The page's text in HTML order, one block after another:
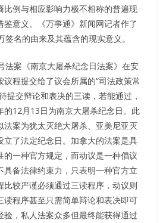
比例与相应影响力极不相称的普遍现
意义。《万事通》新闻网记者作了
名的由来及其蕴含的现实意义。
法案《南京大屠杀纪念日法案》在安
程提交给了议会所属的“司法政策常
提交辩论和表决的三读，若能通过，
的12月13日为南京大屠杀纪念日。此
法案为犹太灭绝大屠杀、亚美尼亚灭
立了法定纪念日。加拿大的法案是具
的一种官方规定，而动议是一种倡议
具备法律约束力，只表明一种官方立
比较严谨必须通过三读程序，动议则
读程序甚至只需简单辩论和表决即可
验，私人法案众多但最终能获得通过